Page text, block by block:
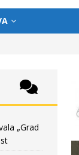
„Grad